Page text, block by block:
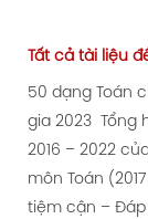
Tất cả tài liệu
50 dạng Toán
gia 2023
Tổng
2016 – 2022
môn Toán (2017
tiệm cận – Đáp